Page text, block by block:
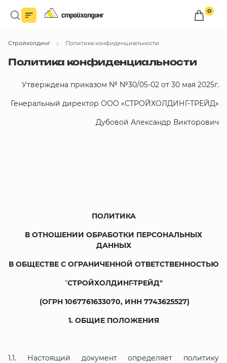
0
Войдите в личный кабинет
Каталог товаров
10 000 ₽
О компании
Все бренды
Стройхолдинг Политика конфиденциальности
Политика конфиденциальности
Утверждена приказом № №30/05-02 от 30 мая 2025г.
Генеральный директор ООО «СТРОЙХОЛДИНГ-ТРЕЙД»
Дубовой Александр Викторович
ПОЛИТИКА
В ОТНОШЕНИИ ОБРАБОТКИ ПЕРСОНАЛЬНЫХ
ДАННЫХ
В ОБЩЕСТВЕ С ОГРАНИЧЕННОЙ ОТВЕТСТВЕННОСТЬЮ
"СТРОЙХОЛДИНГ-ТРЕЙД"
(ОГРН 1067761633070, ИНН 7743625527)
1. ОБЩИЕ ПОЛОЖЕНИЯ
1.1. Настоящий документ определяет политику